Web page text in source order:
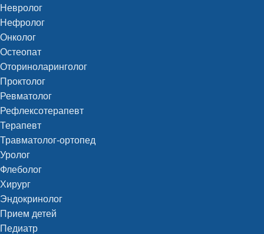
Невролог
Нефролог
Онколог
Остеопат
Оториноларинголог
Проктолог
Ревматолог
Рефлексотерапевт
Терапевт
Травматолог-ортопед
Уролог
Флеболог
Хирург
Эндокринолог
Прием детей
Педиатр